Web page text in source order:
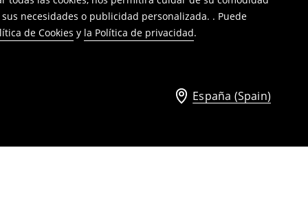
necesidades o publicidad personalizada. . Puede
de Cookies y la Política de privacidad.
España (Spain)